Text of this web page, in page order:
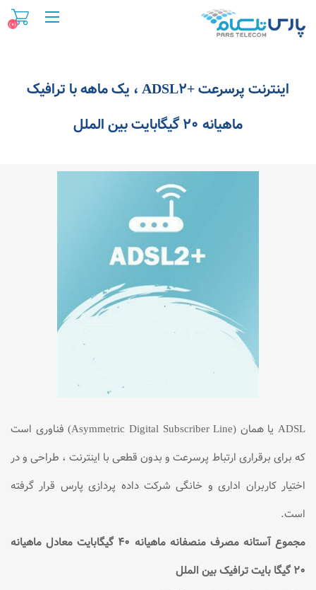
(۰)
اینترنت پرسرعت +ADSL۲ ، یک ماهه با ترافیک
ماهیانه ۲۰ گیگابایت بین الملل
ADSL يا همان (Asymmetric Digital Subscriber Line) فناوری است
كه برای برقراری ارتباط پرسرعت و بدون قطعی با اينترنت ، طراحی و در
اختيار كاربران اداری و خانگی شرکت داده پردازی پارس قرار گرفته
است.
مجموع آستانه مصرف منصفانه ماهیانه ۴۰ گیگابایت معادل ماهیانه
۲۰ گیگا بایت ترافیک بین الملل